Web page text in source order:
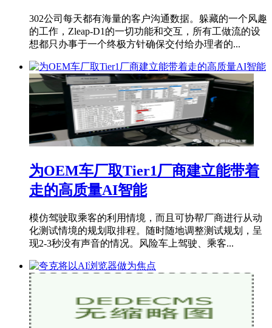
302公司每天都有海量的客户沟通数据。躲藏的一个风趣
的工作，Zleap-D1的一切功能和交互，所有工做流的设
想都只办事于一个终极方针确保交付给办理者的...
为OEM车厂取Tier1厂商建立能带着
走的高质量AI智能
模仿驾驶取乘客的利用情境，而且可协帮厂商进行从动
化测试情境的规划取排程。随时随地调整测试规划，呈
现2-3秒没有声音的情况。风险车上驾驶、乘客...